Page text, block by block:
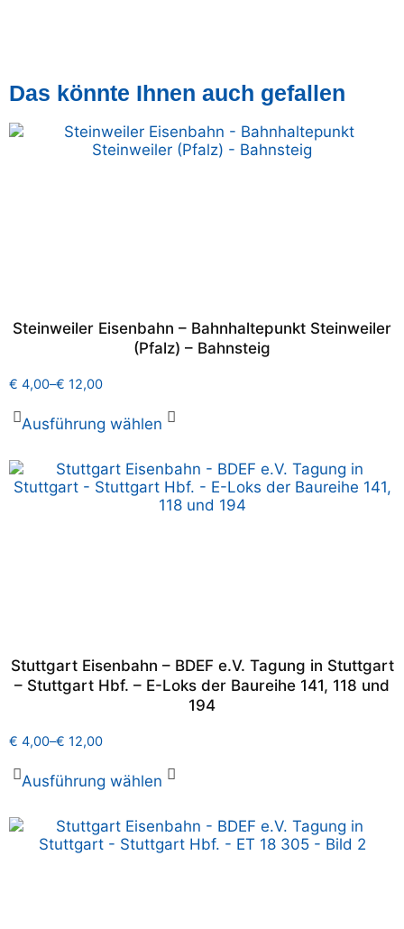
Das könnte Ihnen auch gefallen
Steinweiler Eisenbahn – Bahnhaltepunkt Steinweiler
(Pfalz) – Bahnsteig
€ 4,00–€ 12,00
Ausführung wählen
Stuttgart Eisenbahn – BDEF e.V. Tagung in Stuttgart
– Stuttgart Hbf. – E-Loks der Baureihe 141, 118 und
194
€ 4,00–€ 12,00
Ausführung wählen